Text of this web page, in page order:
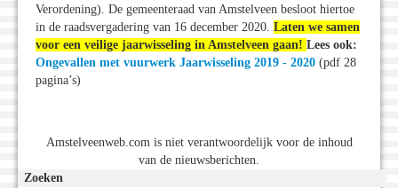
Verordening). De gemeenteraad van Amstelveen besloot hiertoe
in de raadsvergadering van 16 december 2020. Laten we samen
voor een veilige jaarwisseling in Amstelveen gaan! Lees ook:
Ongevallen met vuurwerk Jaarwisseling 2019 - 2020 (pdf 28
pagina’s)
Amstelveenweb.com is niet verantwoordelijk voor de inhoud
van de nieuwsberichten.
Zoeken